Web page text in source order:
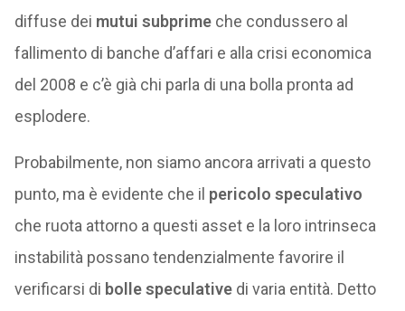
diffuse dei mutui subprimeche condussero al
fallimento di banche d’affari e alla crisi economica
del 2008 e c’è già chi parla di una bolla pronta ad
esplodere.
Probabilmente, non siamo ancora arrivati a questo
punto, ma è evidente che il pericolo speculativo
che ruota attorno a questi asset e la loro intrinseca
instabilità possano tendenzialmente favorire il
verificarsi di bolle speculativedi varia entità. Detto